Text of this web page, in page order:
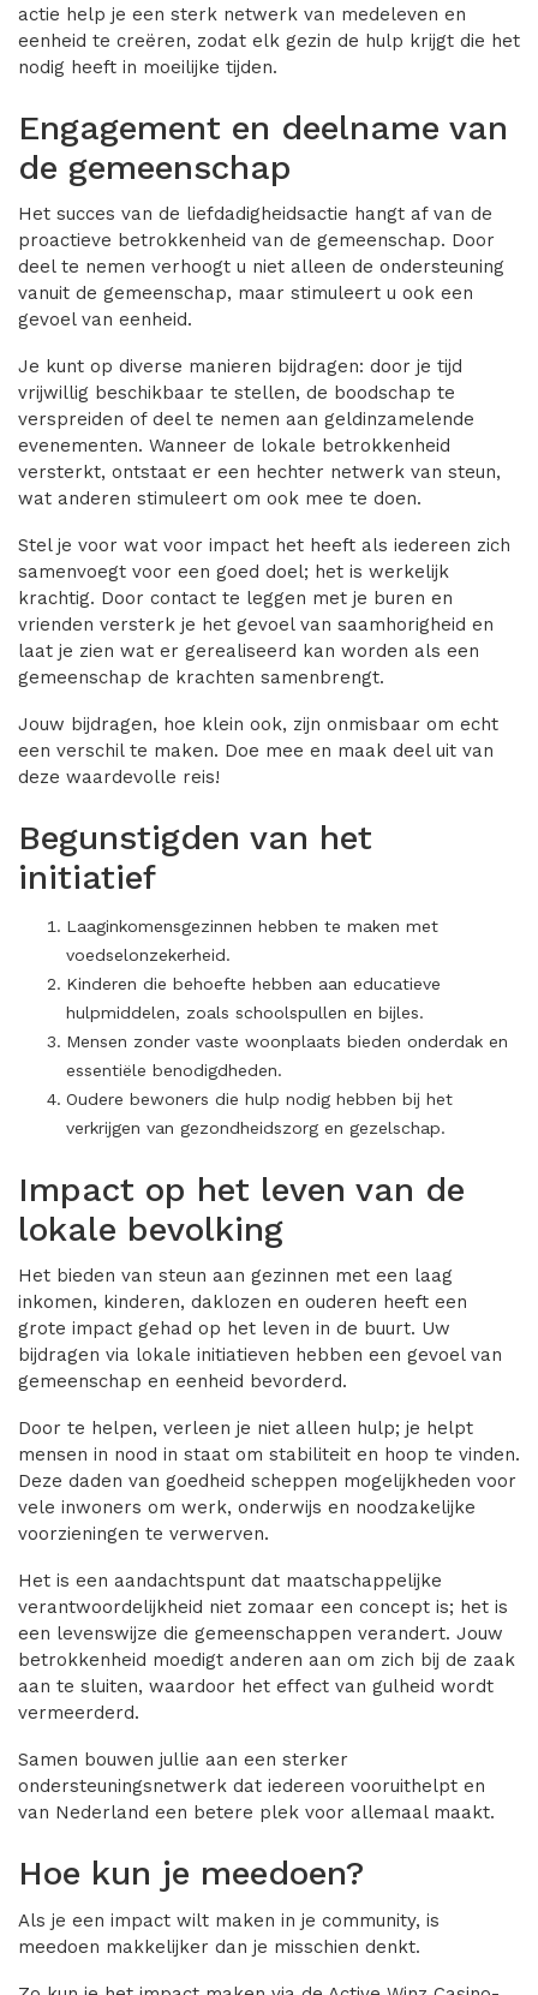
actie help je een sterk netwerk van medeleven en
eenheid te creëren, zodat elk gezin de hulp krijgt die het
nodig heeft in moeilijke tijden.
Engagement en deelname van
de gemeenschap
Het succes van de liefdadigheidsactie hangt af van de
proactieve betrokkenheid van de gemeenschap. Door
deel te nemen verhoogt u niet alleen de ondersteuning
vanuit de gemeenschap, maar stimuleert u ook een
gevoel van eenheid.
Je kunt op diverse manieren bijdragen: door je tijd
vrijwillig beschikbaar te stellen, de boodschap te
verspreiden of deel te nemen aan geldinzamelende
evenementen. Wanneer de lokale betrokkenheid
versterkt, ontstaat er een hechter netwerk van steun,
wat anderen stimuleert om ook mee te doen.
Stel je voor wat voor impact het heeft als iedereen zich
samenvoegt voor een goed doel; het is werkelijk
krachtig. Door contact te leggen met je buren en
vrienden versterk je het gevoel van saamhorigheid en
laat je zien wat er gerealiseerd kan worden als een
gemeenschap de krachten samenbrengt.
Jouw bijdragen, hoe klein ook, zijn onmisbaar om echt
een verschil te maken. Doe mee en maak deel uit van
deze waardevolle reis!
Begunstigden van het
initiatief
Laaginkomensgezinnen hebben te maken met
voedselonzekerheid.
Kinderen die behoefte hebben aan educatieve
hulpmiddelen, zoals schoolspullen en bijles.
Mensen zonder vaste woonplaats bieden onderdak en
essentiële benodigdheden.
Oudere bewoners die hulp nodig hebben bij het
verkrijgen van gezondheidszorg en gezelschap.
Impact op het leven van de
lokale bevolking
Het bieden van steun aan gezinnen met een laag
inkomen, kinderen, daklozen en ouderen heeft een
grote impact gehad op het leven in de buurt. Uw
bijdragen via lokale initiatieven hebben een gevoel van
gemeenschap en eenheid bevorderd.
Door te helpen, verleen je niet alleen hulp; je helpt
mensen in nood in staat om stabiliteit en hoop te vinden.
Deze daden van goedheid scheppen mogelijkheden voor
vele inwoners om werk, onderwijs en noodzakelijke
voorzieningen te verwerven.
Het is een aandachtspunt dat maatschappelijke
verantwoordelijkheid niet zomaar een concept is; het is
een levenswijze die gemeenschappen verandert. Jouw
betrokkenheid moedigt anderen aan om zich bij de zaak
aan te sluiten, waardoor het effect van gulheid wordt
vermeerderd.
Samen bouwen jullie aan een sterker
ondersteuningsnetwerk dat iedereen vooruithelpt en
van Nederland een betere plek voor allemaal maakt.
Hoe kun je meedoen?
Als je een impact wilt maken in je community, is
meedoen makkelijker dan je misschien denkt.